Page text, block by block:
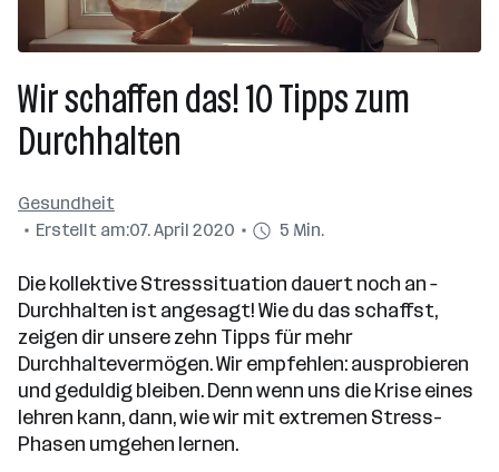
Wir schaffen das! 10 Tipps zum
Durchhalten
Gesundheit
Erstellt am:07. April 2020 5 Min.
Die kollektive Stresssituation dauert noch an –
Durchhalten ist angesagt! Wie du das schaffst,
zeigen dir unsere zehn Tipps für mehr
Durchhaltevermögen. Wir empfehlen: ausprobieren
und geduldig bleiben. Denn wenn uns die Krise eines
lehren kann, dann, wie wir mit extremen Stress-
Phasen umgehen lernen.